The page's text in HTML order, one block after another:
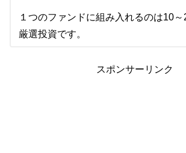
１つのファンドに組み入れるのは10
厳選投資です。
スポンサーリンク